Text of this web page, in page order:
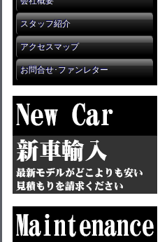
スタッフ紹介
アクセスマップ
お問合せ･ファンレター